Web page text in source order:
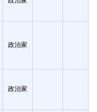
政治家
政治家